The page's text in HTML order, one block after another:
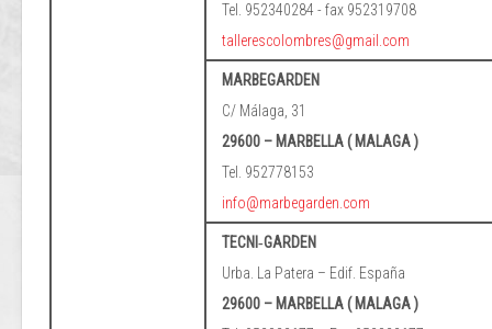
Tel. 952340284 - fax 952319708
tallerescolombres@gmail.com
MARBEGARDEN
C/ Málaga, 31
29600 – MARBELLA ( MALAGA )
Tel. 952778153
info@marbegarden.com
TECNI‐GARDEN
Urba. La Patera – Edif. España
29600 – MARBELLA ( MALAGA )